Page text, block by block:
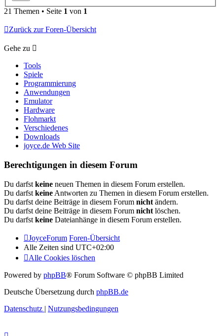
21 Themen • Seite 1 von 1
Zurück zur Foren-Übersicht
Gehe zu
Tools
Spiele
Programmierung
Anwendungen
Emulator
Hardware
Flohmarkt
Verschiedenes
Downloads
joyce.de Web Site
Berechtigungen in diesem Forum
Du darfst keine neuen Themen in diesem Forum erstellen.
Du darfst keine Antworten zu Themen in diesem Forum erstellen.
Du darfst deine Beiträge in diesem Forum nicht ändern.
Du darfst deine Beiträge in diesem Forum nicht löschen.
Du darfst keine Dateianhänge in diesem Forum erstellen.
JoyceForum Foren-Übersicht
Alle Zeiten sind UTC+02:00
Alle Cookies löschen
Powered by phpBB® Forum Software © phpBB Limited
Deutsche Übersetzung durch phpBB.de
Datenschutz | Nutzungsbedingungen